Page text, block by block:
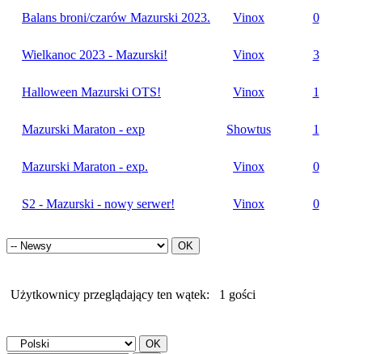
Balans broni/czarów Mazurski 2023. Vinox 0
Wielkanoc 2023 - Mazurski! Vinox 3
Halloween Mazurski OTS! Vinox 1
Mazurski Maraton - exp Showtus 1
Mazurski Maraton - exp. Vinox 0
S2 - Mazurski - nowy serwer! Vinox 0
Użytkownicy przeglądający ten wątek: 1 gości